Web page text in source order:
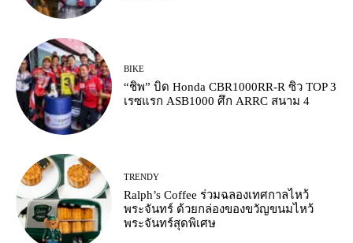
BIKE
“ชิพ” บิด Honda CBR1000RR-R ซิว TOP 3
เรซแรก ASB1000 ศึก ARRC สนาม 4
TRENDY
Ralph’s Coffee ร่วมฉลองเทศกาลไหว้
พระจันทร์ ด้วยกล่องของขวัญขนมไหว้
พระจันทร์สุดพิเศษ